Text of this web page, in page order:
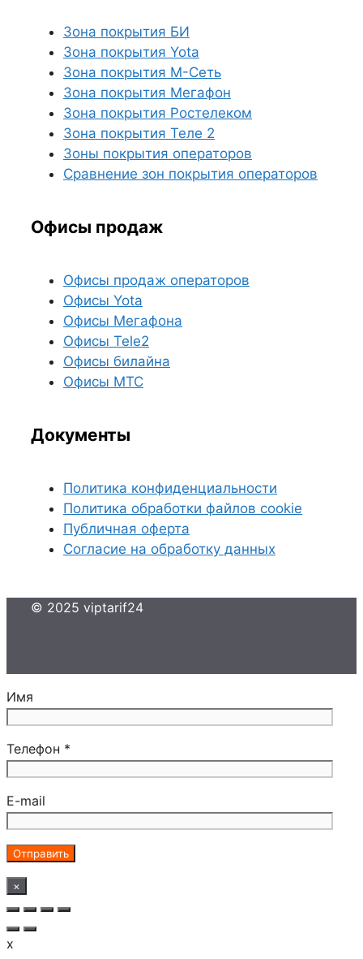
Зона покрытия БИ
Зона покрытия Yota
Зона покрытия М-Сеть
Зона покрытия Мегафон
Зона покрытия Ростелеком
Зона покрытия Теле 2
Зоны покрытия операторов
Сравнение зон покрытия операторов
Офисы продаж
Офисы продаж операторов
Офисы Yota
Офисы Мегафона
Офисы Tele2
Офисы билайна
Офисы МТС
Документы
Политика конфиденциальности
Политика обработки файлов cookie
Публичная оферта
Согласие на обработку данных
© 2025 viptarif24
Имя
Телефон *
E-mail
×
x